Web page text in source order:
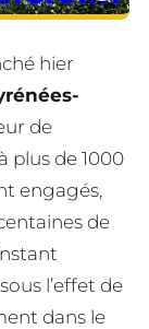
hier
de
plus de 1000
engagés,
de
l’effet de
dans le